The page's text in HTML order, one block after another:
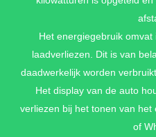
€
€
PA8 Parkeerpakket met 360°-
Het energiegebruik
laadverliezen. Dit is van
daadwerkelijk worden
Het display van de auto
verliezen bij het tonen van
of